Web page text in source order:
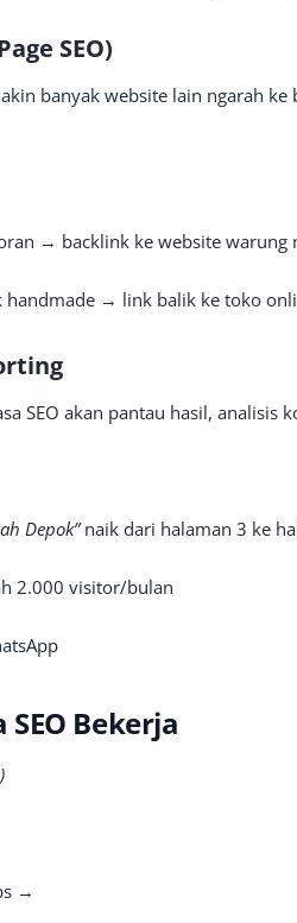
SEO)
banyak website lain ngarah
→ backlink ke website warung
handmade → link balik ke toko
SEO akan pantau hasil,
Depok”naik dari halaman 3 ke
2.000 visitor/bulan
Bekerja
→